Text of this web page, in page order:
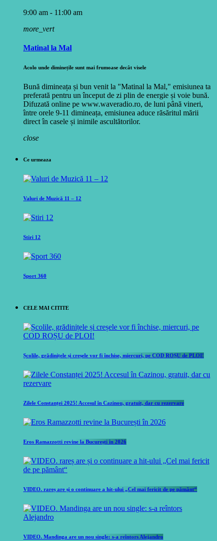
9:00 am - 11:00 am
more_vert
Matinal la Mal
Acolo unde diminețile sunt mai frumoase decât visele
Bună dimineața și bun venit la "Matinal la Mal," emisiunea ta
preferată pentru un început de zi plin de energie și voie bună.
Difuzată online pe www.waveradio.ro, de luni până vineri,
între orele 9-11 dimineața, emisiunea aduce răsăritul mării
direct în casele și inimile ascultătorilor.
close
Ce urmeaza
Valuri de Muzică 11 – 12
Stiri 12
Sport 360
CELE MAI CITITE
Școlile, grădinițele și creșele vor fi închise, miercuri, pe COD ROȘU de PLOI!
Zilele Constanței 2025! Accesul în Cazinou, gratuit, dar cu rezervare
Eros Ramazzotti revine la București în 2026
VIDEO. rareș are și o continuare a hit-ului „Cel mai fericit de pe pământ“
VIDEO. Mandinga are un nou single: s-a reîntors Alejandro